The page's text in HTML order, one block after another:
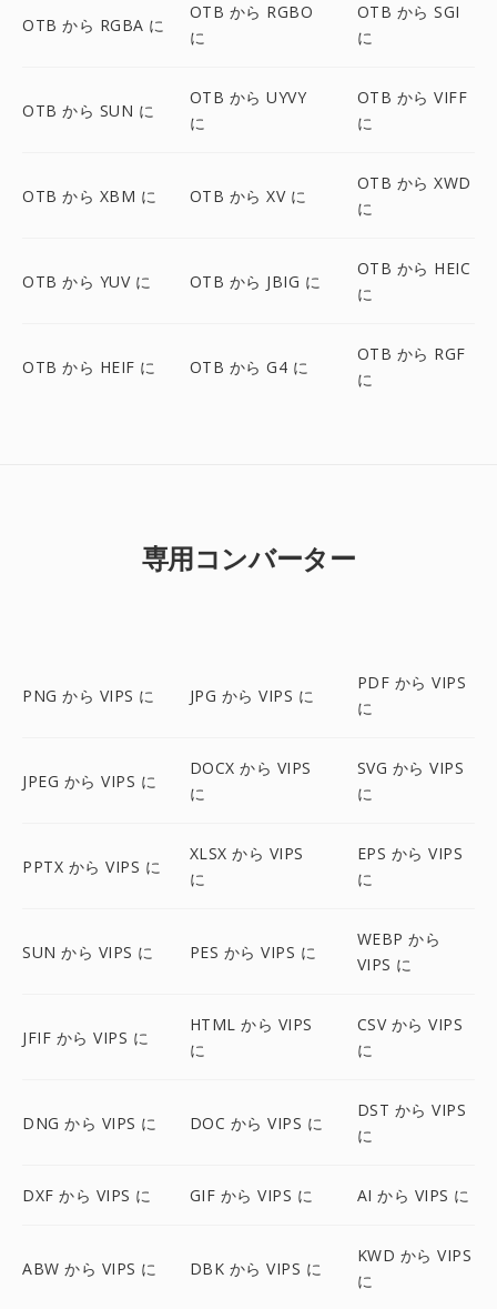
OTB から RGBA に
OTB から RGBO
に
OTB から SGI
に
OTB から SUN に
OTB から UYVY
に
OTB から VIFF
に
OTB から XBM に OTB から XV に
OTB から XWD
に
OTB から YUV に OTB から JBIG に
OTB から HEIC
に
OTB から HEIF に OTB から G4 に
OTB から RGF
に
専用コンバーター
PNG から VIPS に JPG から VIPS に
PDF から VIPS
に
JPEG から VIPS に
DOCX から VIPS
に
SVG から VIPS
に
PPTX から VIPS に
XLSX から VIPS
に
EPS から VIPS
に
SUN から VIPS に PES から VIPS に
WEBP から
VIPS に
JFIF から VIPS に
HTML から VIPS
に
CSV から VIPS
に
DNG から VIPS に DOC から VIPS に
DST から VIPS
に
DXF から VIPS に GIF から VIPS に AI から VIPS に
ABW から VIPS に DBK から VIPS に
KWD から VIPS
に